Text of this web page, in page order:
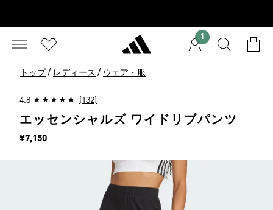
1
トップ / レディース / ウェア・服
4.8 (132)
エッセンシャルズ ワイドリブパンツ
価格
¥7,150